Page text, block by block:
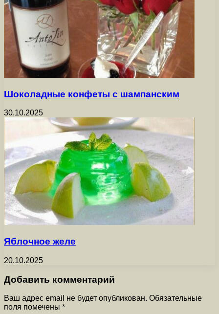
Шоколадные конфеты с шампанским
30.10.2025
Яблочное желе
20.10.2025
Добавить комментарий
Ваш адрес email не будет опубликован. Обязательные
поля помечены *